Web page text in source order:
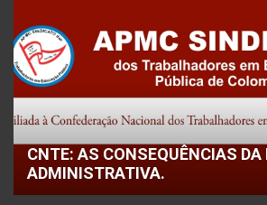
CNTE: AS CONSEQUÊNCIAS DA
ADMINISTRATIVA.